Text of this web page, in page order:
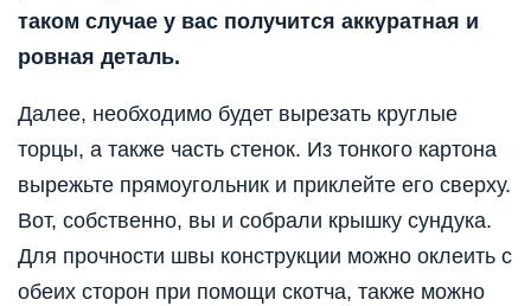
таком случае у вас получится аккуратная и
ровная деталь.
Далее, необходимо будет вырезать круглые
торцы, а также часть стенок. Из тонкого картона
вырежьте прямоугольник и приклейте его сверху.
Вот, собственно, вы и собрали крышку сундука.
Для прочности швы конструкции можно оклеить с
обеих сторон при помощи скотча, также можно